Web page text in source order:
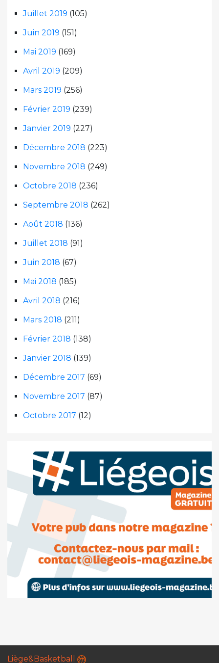
Juillet 2019 (105)
Juin 2019 (151)
Mai 2019 (169)
Avril 2019 (209)
Mars 2019 (256)
Février 2019 (239)
Janvier 2019 (227)
Décembre 2018 (223)
Novembre 2018 (249)
Octobre 2018 (236)
Septembre 2018 (262)
Août 2018 (136)
Juillet 2018 (91)
Juin 2018 (67)
Mai 2018 (185)
Avril 2018 (216)
Mars 2018 (211)
Février 2018 (138)
Janvier 2018 (139)
Décembre 2017 (69)
Novembre 2017 (87)
Octobre 2017 (12)
Liège&Basketball